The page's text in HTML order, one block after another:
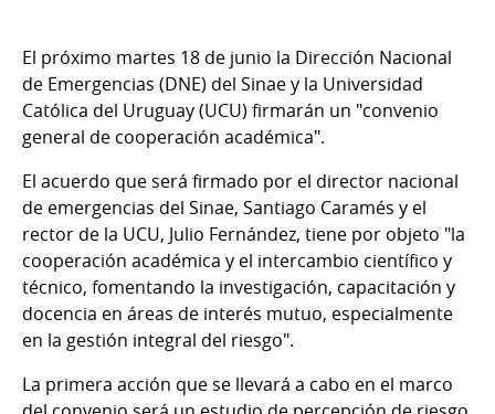
El próximo martes 18 de junio la Dirección Nacional
de Emergencias (DNE) del Sinae y la Universidad
Católica del Uruguay (UCU) firmarán un "convenio
general de cooperación académica".
El acuerdo que será firmado por el director nacional
de emergencias del Sinae, Santiago Caramés y el
rector de la UCU, Julio Fernández, tiene por objeto "la
cooperación académica y el intercambio científico y
técnico, fomentando la investigación, capacitación y
docencia en áreas de interés mutuo, especialmente
en la gestión integral del riesgo".
La primera acción que se llevará a cabo en el marco